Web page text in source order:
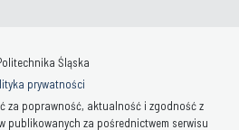
Śląska
prywatności
za poprawność, aktualność i zgodność z
publikowanych za pośrednictwem serwisu